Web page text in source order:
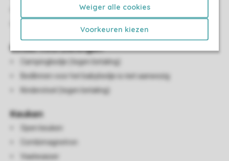
Weiger alle cookies
Voorkeuren kiezen
Kindervoorzieningen
Campingbedje (tegen betaling)
Bedlinnen voor het babybedje is niet aanwezig
Kinderstoel (tegen betaling)
Keuken
Open keuken
Combimagnetron
Vaatwasser